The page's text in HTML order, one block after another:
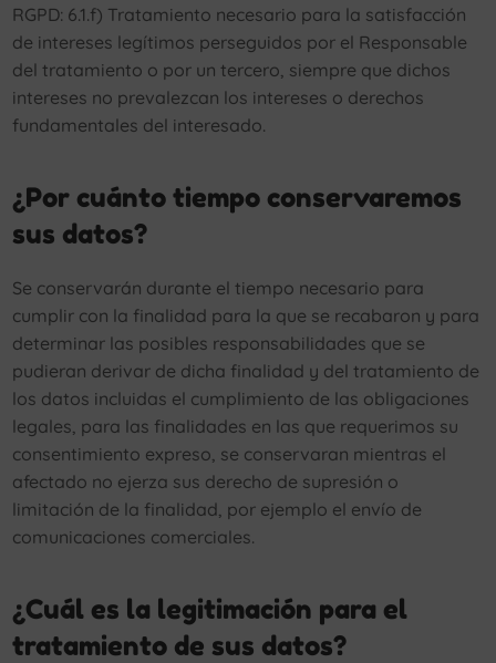
RGPD: 6.1.f) Tratamiento necesario para la satisfacción
de intereses legítimos perseguidos por el Responsable
del tratamiento o por un tercero, siempre que dichos
intereses no prevalezcan los intereses o derechos
fundamentales del interesado.
¿Por cuánto tiempo conservaremos
sus datos?
Se conservarán durante el tiempo necesario para
cumplir con la finalidad para la que se recabaron y para
determinar las posibles responsabilidades que se
pudieran derivar de dicha finalidad y del tratamiento de
los datos incluidas el cumplimiento de las obligaciones
legales, para las finalidades en las que requerimos su
consentimiento expreso, se conservaran mientras el
afectado no ejerza sus derecho de supresión o
limitación de la finalidad, por ejemplo el envío de
comunicaciones comerciales.
¿Cuál es la legitimación para el
tratamiento de sus datos?